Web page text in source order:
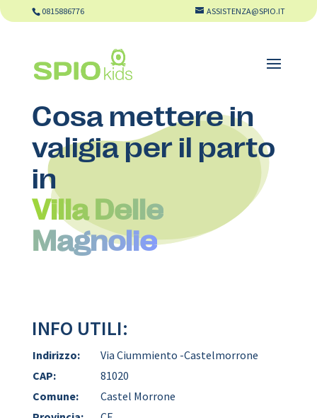
0815886776 ASSISTENZA@SPIO.IT
Cosa mettere in
valigia per il parto
in
Villa Delle
Magnolie
INFO UTILI:
Indirizzo:
Via Ciummiento -Castelmorrone
CAP:
81020
Comune:
Castel Morrone